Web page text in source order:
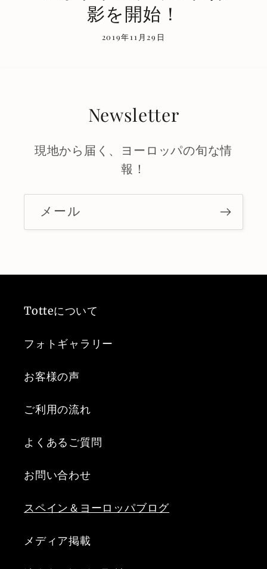
影を開始！
2019年11月29日
Newsletter
現地から届く、ヨーロッパの旬な情
報！
メール
Totteについて
フォトギャラリー
お客様の声
ご利用の流れ
よくあるご質問
お問い合わせ
スペイン＆ヨーロッパブログ
メディア掲載